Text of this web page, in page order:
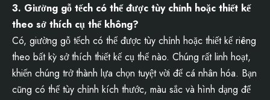
3. Giường gỗ tếch có thể được tùy chỉnh hoặc thiết kế
theo sở thích cụ thể không?
Có, giường gỗ tếch có thể được tùy chỉnh hoặc thiết kế riêng
theo bất kỳ sở thích thiết kế cụ thể nào. Chúng rất linh hoạt,
khiến chúng trở thành lựa chọn tuyệt vời để cá nhân hóa. Bạn
cũng có thể tùy chỉnh kích thước, màu sắc và hình dạng để